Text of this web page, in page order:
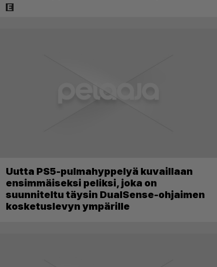
Uutta PS5-pulmahyppelyä kuvaillaan
ensimmäiseksi peliksi, joka on
suunniteltu täysin DualSense-ohjaimen
kosketuslevyn ympärille